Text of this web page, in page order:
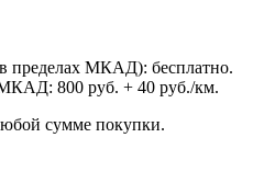
пределах МКАД): бесплатно.
800 руб. + 40 руб./км.
сумме покупки.